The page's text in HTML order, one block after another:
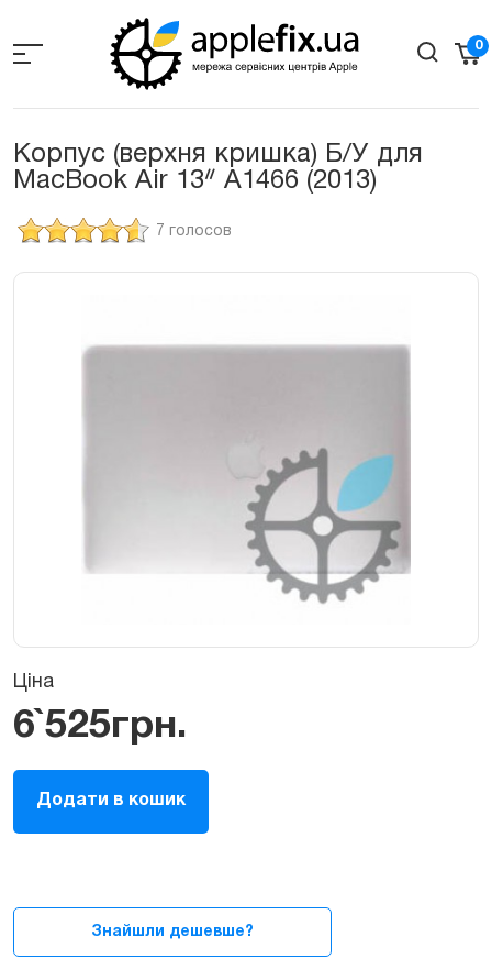
the
0
Корпус (верхня кришка) Б/У для
MacBook Air 13ᐥ A1466 (2013)
7 голосов
Ціна
6`525грн.
(верхня
кришка)
MacBook
Air
Додати в кошик
Знайшли дешевше?